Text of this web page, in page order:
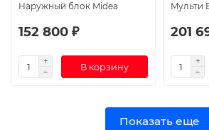
Наружный блок Midea
152 800 ₽
В корзину
Мульти
201
Показать еще